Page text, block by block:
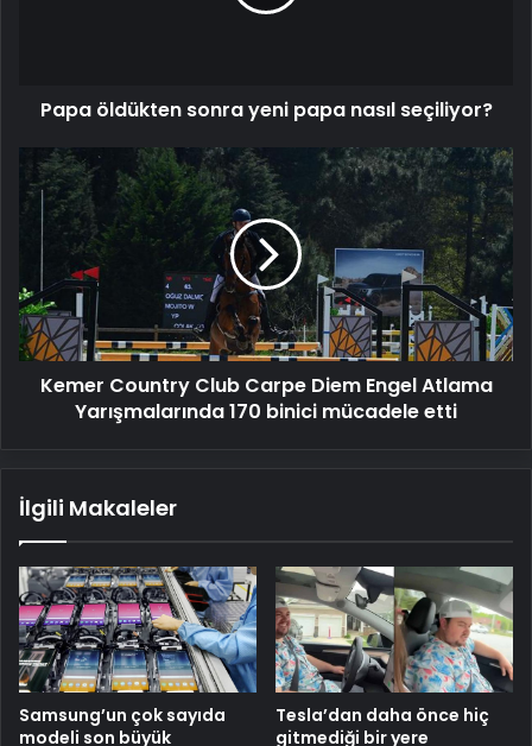
Papa öldükten sonra yeni papa nasıl seçiliyor?
Kemer
Country
Club
Carpe
Engel
Atlama
Yarışmalarında
170
binici
mücadele
Kemer Country Club Carpe Diem Engel Atlama
Yarışmalarında 170 binici mücadele etti
İlgili Makaleler
Samsung’un çok sayıda
modeli son büyük
Tesla’dan daha önce hiç
gitmediği bir yere